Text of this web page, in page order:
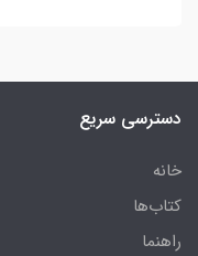
دسترسی سریع
خانه
کتاب‌ها
راهنما